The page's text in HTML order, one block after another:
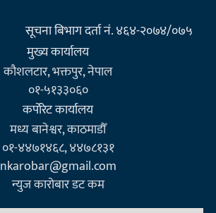
सूचना बिभाग दर्ता नं. ४६४-२०७४/०७५
मुख्य कार्यालय
कौशलटार, भक्तपुर, नेपाल
०१-५१३३०६०
कर्पाेरेट कार्यालय
मध्य बानेश्वर, काठमाडौँ
०१-४४७१४६८, ४४७८१३१
nkarobar@gmail.com
न्युज कारोबार डट कम